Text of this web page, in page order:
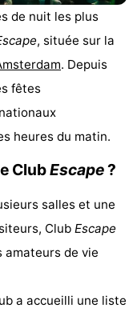
de nuit les plus
, située sur la
. Depuis
fêtes
heures du matin.
ClubEscape?
salles et une
Club Escape
de vie
a accueilli une liste